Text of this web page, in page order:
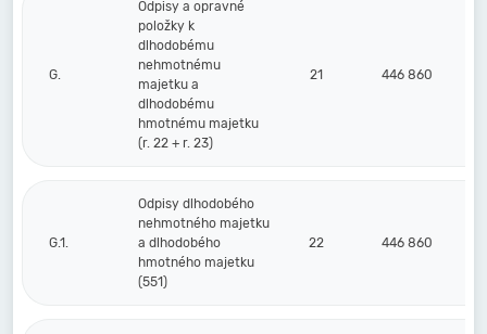
G.
Odpisy a opravné
položky k
dlhodobému
nehmotnému
majetku a
dlhodobému
hmotnému majetku
(r. 22 + r. 23)
21 446 860
G.1.
Odpisy dlhodobého
nehmotného majetku
a dlhodobého
hmotného majetku
(551)
22 446 860